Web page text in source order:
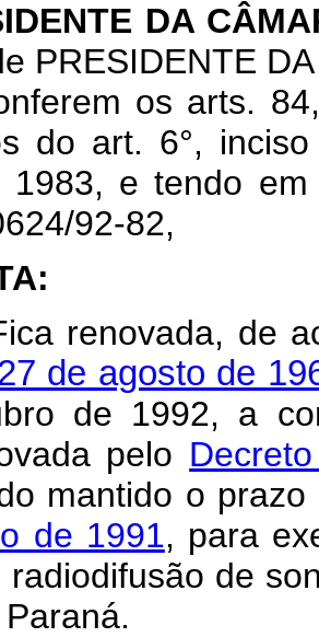
DA
PRESIDENTE
os arts.
do art. 6°,
1983, e tendo
92-82,
renovada, de
de agosto de
de 1992, a
pelo
mantido o
de 1991, para
radiodifusão de